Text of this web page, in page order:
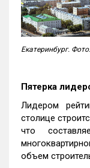
Екатеринбург.
Пятерка
Лидером
столице
что
объем